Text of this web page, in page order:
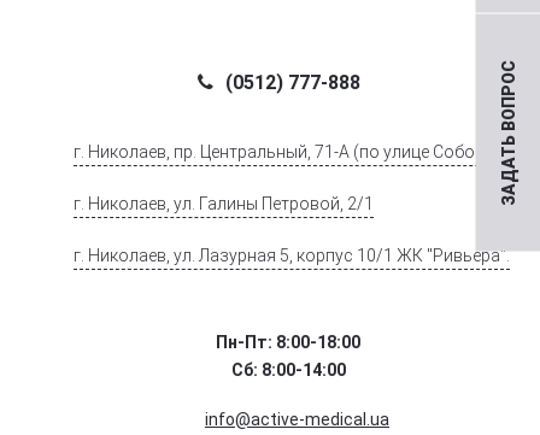
ЗАДАТЬ ВОПРОС
(0512) 777-888
г. Николаев, пр. Центральный, 71-А (по улице Соборной)
г. Николаев, ул. Галины Петровой, 2/1
г. Николаев, ул. Лазурная 5, корпус 10/1 ЖК "Ривьера".
Пн-Пт: 8:00-18:00
Сб: 8:00-14:00
info@active-medical.ua